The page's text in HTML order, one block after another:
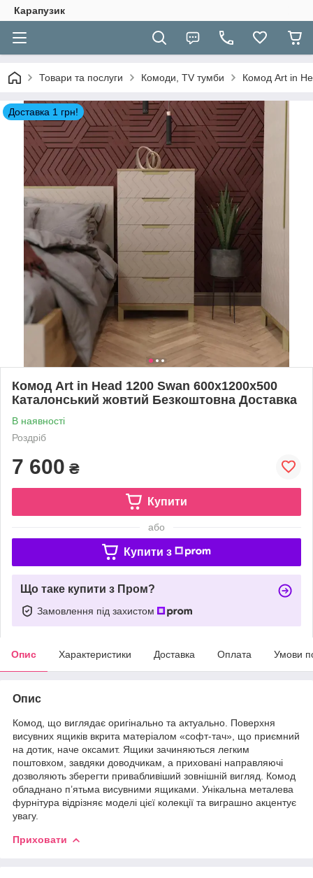
Карапузик
Товари та послуги Комоди, TV тумби Комод Art in
Доставка 1 грн!
Комод Art in Head 1200 Swan 600x1200x500
Каталонський жовтий Безкоштовна Доставка
В наявності
Роздріб
7 600 ₴
Купити
або
Купити з
Що таке купити з Пром?
Замовлення під захистом
Опис Характеристики Доставка Оплата Умови
Опис
Комод, що виглядає оригінально та актуально. Поверхня
висувних ящиків вкрита матеріалом «софт-тач», що приємний
на дотик, наче оксамит. Ящики зачиняються легким
поштовхом, завдяки доводчикам, а приховані направляючі
дозволяють зберегти привабливіший зовнішній вигляд. Комод
обладнано п’ятьма висувними ящиками. Унікальна металева
фурнітура відрізняє моделі цієї колекції та виграшно акцентує
увагу.
Приховати